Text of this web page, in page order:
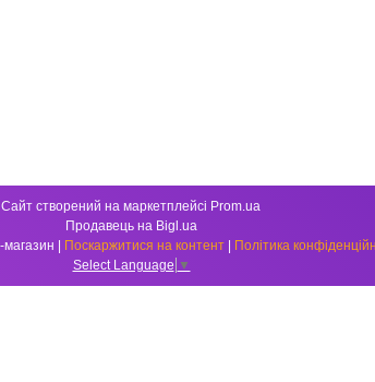
Сайт створений на маркетплейсі Prom.ua
Продавець на Bigl.ua
Інструментик інтернет-магазин | Поскаржитися на контент | Політика
Select Language ▼